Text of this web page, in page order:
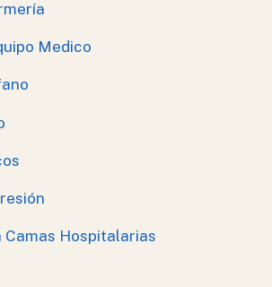
Medico
Camas Hospitalarias